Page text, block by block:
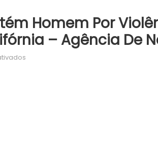
Homem Por
– Agência De